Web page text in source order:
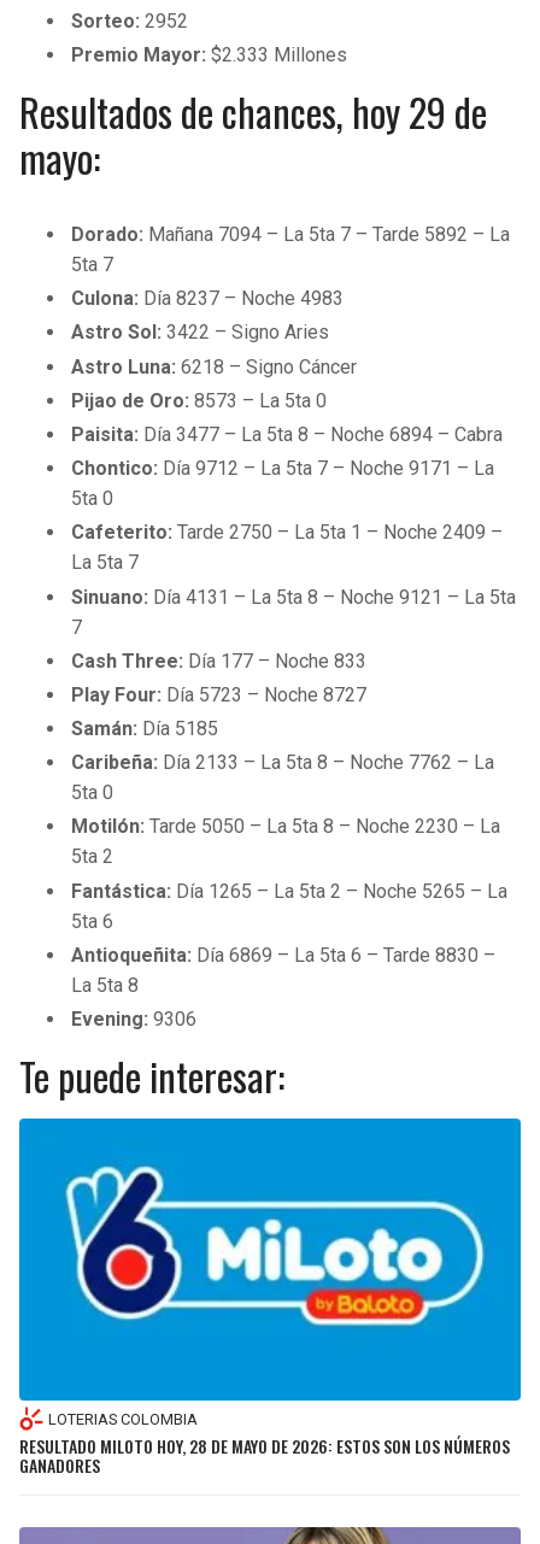
Sorteo: 2952
Premio Mayor: $2.333 Millones
Resultados de chances, hoy 29 de
mayo:
Dorado: Mañana 7094 – La 5ta 7 – Tarde 5892 – La
5ta 7
Culona: Día 8237 – Noche 4983
Astro Sol:3422 – Signo Aries
Astro Luna: 6218 – Signo Cáncer
Pijao de Oro:8573 – La 5ta 0
Paisita: Día 3477 – La 5ta 8 – Noche 6894 – Cabra
Chontico: Día 9712 – La 5ta 7 – Noche 9171 – La
5ta 0
Cafeterito: Tarde 2750 – La 5ta 1 – Noche 2409 –
La 5ta 7
Sinuano: Día 4131 – La 5ta 8 – Noche 9121 – La 5ta
7
Cash Three: Día 177 – Noche 833
Play Four: Día 5723 – Noche 8727
Samán: Día 5185
Caribeña: Día 2133 – La 5ta 8 – Noche 7762 – La
5ta 0
Motilón: Tarde 5050 – La 5ta 8 – Noche 2230 – La
5ta 2
Fantástica: Día 1265 – La 5ta 2 – Noche 5265 – La
5ta 6
Antioqueñita: Día 6869 – La 5ta 6 – Tarde 8830 –
La 5ta 8
Evening: 9306
Te puede interesar:
LOTERIAS COLOMBIA
RESULTADO MILOTO HOY, 28 DE MAYO DE 2026: ESTOS SON LOS NÚMEROS
GANADORES